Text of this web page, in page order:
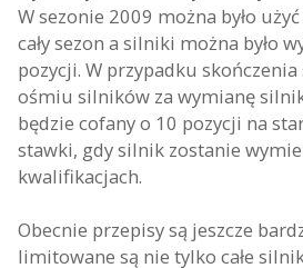
W sezonie 2009 można było
cały sezon a silniki można było
pozycji. W przypadku
ośmiu silników za wymianę
będzie cofany o 10 pozycji na
stawki, gdy silnik zostanie
kwalifikacjach.
Obecnie przepisy są jeszcze
limitowane są nie tylko całe